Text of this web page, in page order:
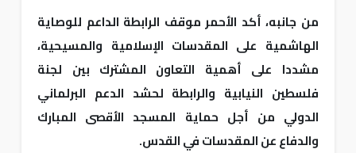
من جانبه، أكد الأحمر موقف الرابطة الداعم للوصاية
الهاشمية على المقدسات الإسلامية والمسيحية،
مشددا على أهمية التعاون المشترك بين لجنة
فلسطين النيابية والرابطة لحشد الدعم البرلماني
الدولي من أجل حماية المسجد الأقصى المبارك
والدفاع عن المقدسات في القدس.